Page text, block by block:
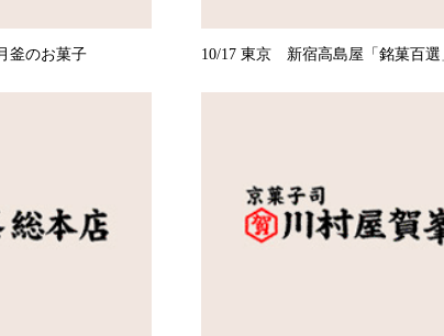
のお菓子 10/17 東京 新宿高島屋「銘菓百選